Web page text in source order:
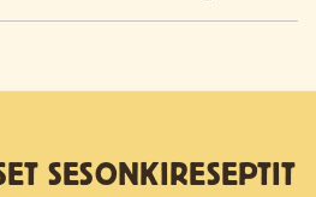
SESONKIRESEPTIT